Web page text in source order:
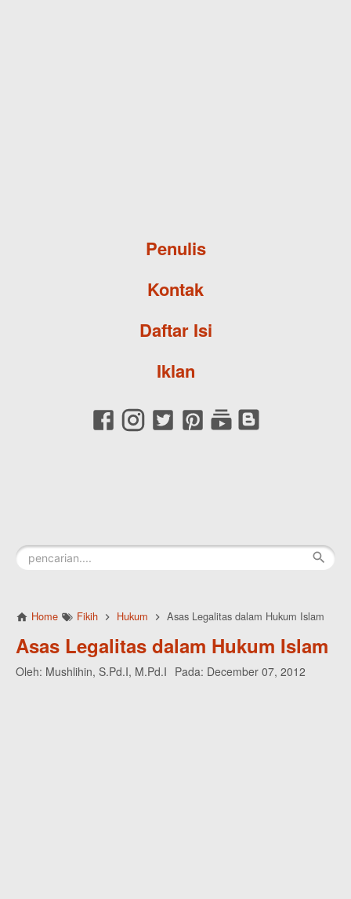
Penulis
Kontak
Daftar Isi
Iklan
Home Fikih Hukum Asas Legalitas dalam Hukum Islam
Asas Legalitas dalam Hukum Islam
Oleh: Mushlihin, S.Pd.I, M.Pd.I Pada: December 07, 2012